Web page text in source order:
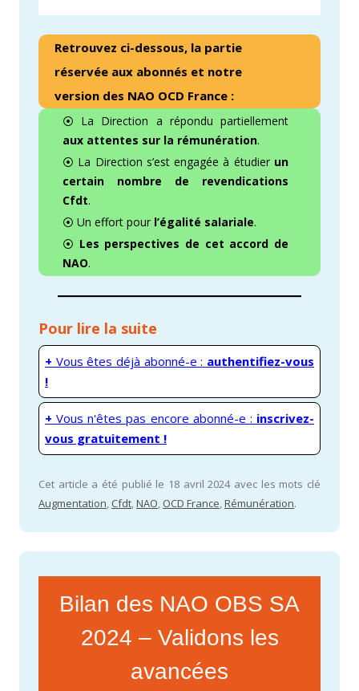
Retrouvez ci-dessous, la partie
réservée aux abonnés et notre
version des NAO OCD France :
⦿ La Direction a répondu partiellement
aux attentes sur la rémunération.
⦿ La Direction s’est engagée à étudier un
certain nombre de revendications
Cfdt.
⦿ Un effort pour l’égalité salariale.
⦿ Les perspectives de cet accord de
NAO.
Pour lire la suite
+ Vous êtes déjà abonné-e : authentifiez-vous
!
+ Vous n'êtes pas encore abonné-e : inscrivez-
vous gratuitement !
Cet article a été publié le 18 avril 2024 avec les mots clé
Augmentation, Cfdt,NAO, OCD France,Rémunération.
Bilan des NAO OBS SA
2024 – Validons les
avancées